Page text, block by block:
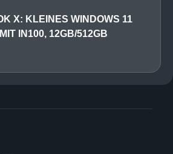
X: KLEINES WINDOWS 11
IN100, 12GB/512GB